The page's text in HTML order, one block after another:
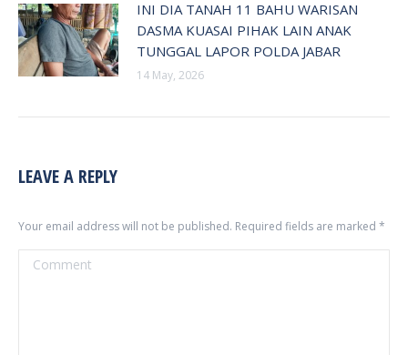
INI DIA TANAH 11 BAHU WARISAN
DASMA KUASAI PIHAK LAIN ANAK
TUNGGAL LAPOR POLDA JABAR
14 May, 2026
LEAVE A REPLY
Your email address will not be published. Required fields are marked *
Comment